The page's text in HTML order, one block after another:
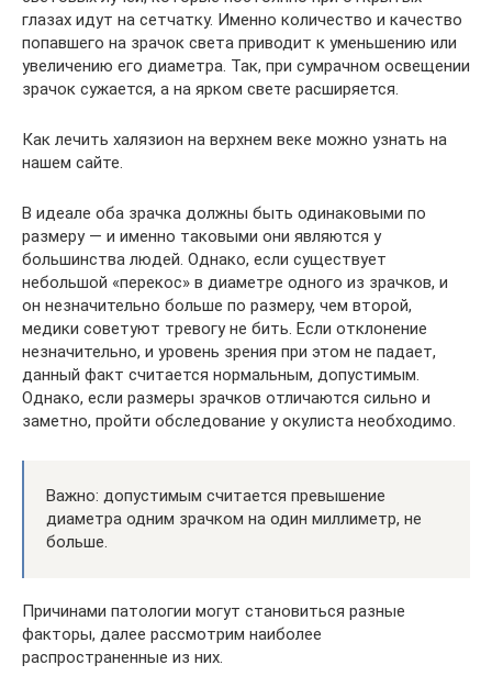
глазах идут на сетчатку. Именно количество и качество
попавшего на зрачок света приводит к уменьшению или
увеличению его диаметра. Так, при сумрачном освещении
зрачок сужается, а на ярком свете расширяется.
Как лечить халязион на верхнем веке можно узнать на
нашем сайте.
В идеале оба зрачка должны быть одинаковыми по
размеру — и именно таковыми они являются у
большинства людей. Однако, если существует
небольшой «перекос» в диаметре одного из зрачков, и
он незначительно больше по размеру, чем второй,
медики советуют тревогу не бить. Если отклонение
незначительно, и уровень зрения при этом не падает,
данный факт считается нормальным, допустимым.
Однако, если размеры зрачков отличаются сильно и
заметно, пройти обследование у окулиста необходимо.
Важно: допустимым считается превышение
диаметра одним зрачком на один миллиметр, не
больше.
Причинами патологии могут становиться разные
факторы, далее рассмотрим наиболее
распространенные из них.